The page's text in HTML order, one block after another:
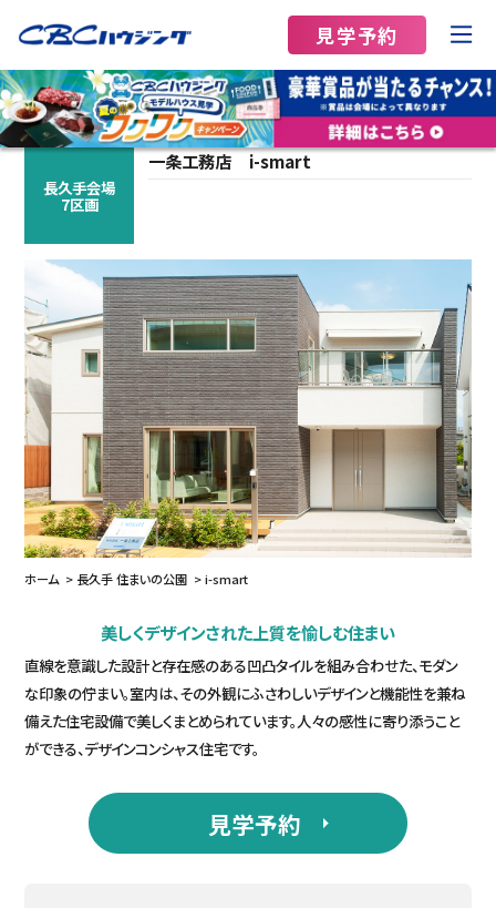
見学予約
長久手会場
7区画
一条工務店 i-smart
ホーム 長久手 住まいの公園 i-smart
見学予約
美しくデザインされた上質を愉しむ住まい
直線を意識した設計と存在感のある凹凸タイルを組み合わせた、モダン
な印象の佇まい。室内は、その外観にふさわしいデザインと機能性を兼ね
備えた住宅設備で美しくまとめられています。人々の感性に寄り添うこと
ができる、デザインコンシャス住宅です。